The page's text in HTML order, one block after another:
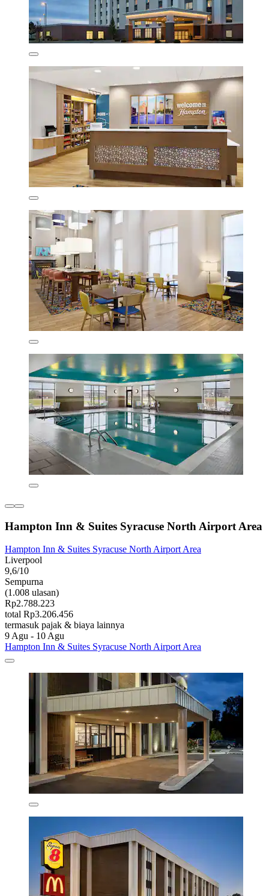
Hampton Inn & Suites Syracuse North Airport Area
Hampton Inn & Suites Syracuse North Airport Area
Liverpool
9,6/10
Sempurna
(1.008 ulasan)
Rp2.788.223
total Rp3.206.456
termasuk pajak & biaya lainnya
9 Agu - 10 Agu
Hampton Inn & Suites Syracuse North Airport Area